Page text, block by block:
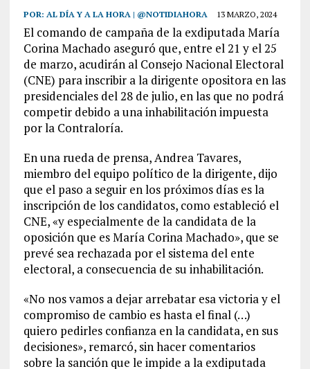
POR: AL DÍA Y A LA HORA | @NOTIDIAHORA 13 MARZO, 2024
El comando de campaña de la exdiputada María
Corina Machado aseguró que, entre el 21 y el 25
de marzo, acudirán al Consejo Nacional Electoral
(CNE) para inscribir a la dirigente opositora en las
presidenciales del 28 de julio, en las que no podrá
competir debido a una inhabilitación impuesta
por la Contraloría.
En una rueda de prensa, Andrea Tavares,
miembro del equipo político de la dirigente, dijo
que el paso a seguir en los próximos días es la
inscripción de los candidatos, como estableció el
CNE, «y especialmente de la candidata de la
oposición que es María Corina Machado», que se
prevé sea rechazada por el sistema del ente
electoral, a consecuencia de su inhabilitación.
«No nos vamos a dejar arrebatar esa victoria y el
compromiso de cambio es hasta el final (…)
quiero pedirles confianza en la candidata, en sus
decisiones», remarcó, sin hacer comentarios
sobre la sanción que le impide a la exdiputada